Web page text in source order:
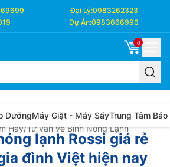
Đại Lý:0983262323
Dự Án:0983666996
0
DưỡngMáy Giặt - Máy SấyTrung Tâm Bảo
Hay/Tư vấn về Bình Nóng Lạnh
lạnh Rossi giá rẻ
đình Việt hiện nay